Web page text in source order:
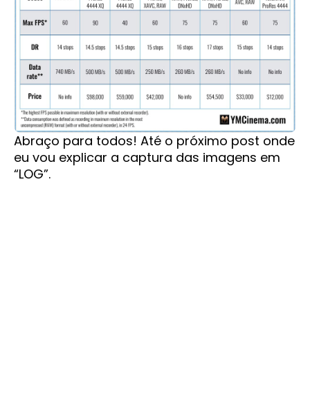
Abraço para todos! Até o próximo post onde
eu vou explicar a captura das imagens em
“LOG”.